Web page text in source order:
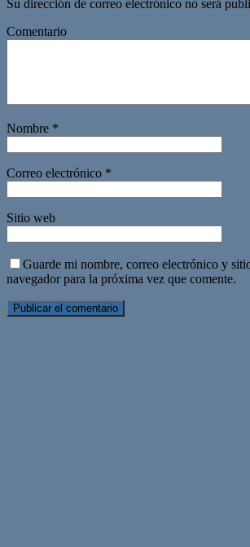
Su dirección de correo electrónico no será
Comentario
Nombre *
Correo electrónico *
Sitio web
Guarde mi nombre, correo electrónico y
navegador para la próxima vez que comente.